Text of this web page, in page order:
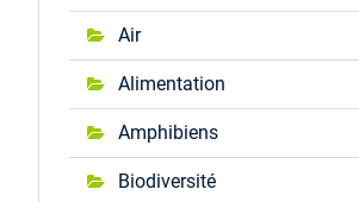
Air
Alimentation
Amphibiens
Biodiversité